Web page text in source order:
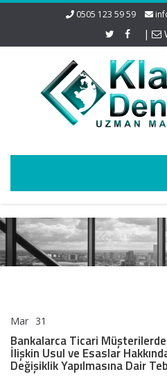
0505 123 59 59
|
Mar 31
Müşterilerden
Alınabilecek
Ücretlere
Bankalarca Ticari
İlişkin Usul ve Esaslar
Değişiklik Yapılmasına Dair